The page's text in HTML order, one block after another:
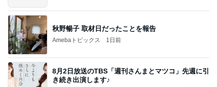
秋野暢子 取材日だったことを報告
Amebaトピックス 1日前
8月2日放送のTBS「週刊さんまとマツコ」先週に引
き続き出演します♪